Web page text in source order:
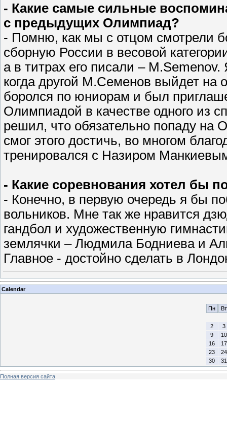
- Какие самые сильные
с предыдущих Олимпиад?
- Помню, как мы с отцом смотрели
сборную России в весовой
а в титрах его писали – M.Semenov.
когда другой М.Семенов выйдет на
боролся по юниорам и был
Олимпиадой в качестве одного из
решил, что обязательно попаду на
смог этого достичь, во многом
тренировался с Назиром
- Какие соревнования хотел бы
- Конечно, в первую очередь я бы
вольников. Мне так же нравится
гандбол и художественную
землячки – Людмила Бодниева и
Главное - достойно сделать в
Calendar
Пн Вт
2
3
9
10
16
17
23
24
30
31
Полная версия сайта